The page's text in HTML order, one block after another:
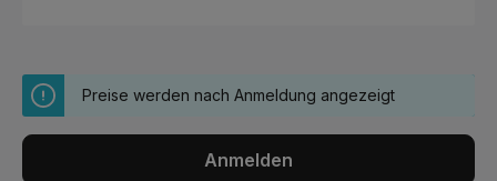
Preise werden nach Anmeldung angezeigt
Anmelden